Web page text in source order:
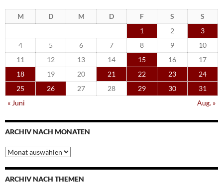
M D M D F S
S
1
2
3
4
5 6 7 8 9
10
11
12 13 14 15 16
17
18
19 20 21 22 23
24
25
26 27 28 29 30
31
« Juni
Aug. »
ARCHIV NACH MONATEN
Archiv
nach
Monaten
ARCHIV NACH THEMEN